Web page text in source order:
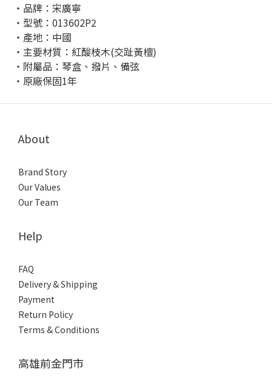
・品牌：宋廣寧
・型號：013602P2
・產地：中國
・主要材質：紅酸枝木(交趾黃檀)
・附屬品：琴盒、撥片、備弦
・原廠保固1年
About
Brand Story
Our Values
Our Team
Help
FAQ
Delivery & Shipping
Payment
Return Policy
Terms & Conditions
高雄前金門市